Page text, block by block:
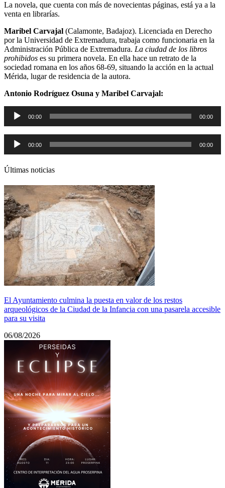
La novela, que cuenta con más de novecientas páginas, está ya a la
venta en librarías.
Maribel Carvajal (Calamonte, Badajoz). Licenciada en Derecho
por la Universidad de Extremadura, trabaja como funcionaria en la
Administración Pública de Extremadura. La ciudad de los libros
prohibidos es su primera novela. En ella hace un retrato de la
sociedad romana en los años 68-69, situando la acción en la actual
Mérida, lugar de residencia de la autora.
Antonio Rodríguez Osuna y Maribel Carvajal:
Reproductor
audio
00:00 00:00
Reproductor
audio
00:00 00:00
Últimas noticias
El Ayuntamiento culmina la puesta en valor de los restos
arqueológicos de la Ciudad de la Infancia con una pasarela accesible
para su visita
06/08/2026